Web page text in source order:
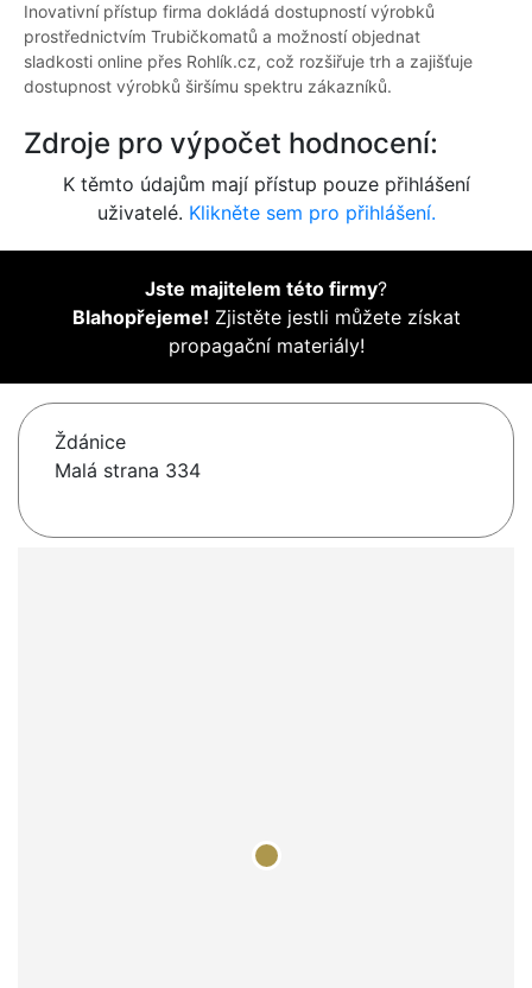
Inovativní přístup firma dokládá dostupností výrobků
prostřednictvím Trubičkomatů a možností objednat
sladkosti online přes Rohlík.cz, což rozšiřuje trh a zajišťuje
dostupnost výrobků širšímu spektru zákazníků.
Zdroje pro výpočet hodnocení:
K těmto údajům mají přístup pouze přihlášení
uživatelé. Klikněte sem pro přihlášení.
Jste majitelem této firmy?
Blahopřejeme! Zjistěte jestli můžete získat
propagační materiály!
Ždánice
Malá strana 334